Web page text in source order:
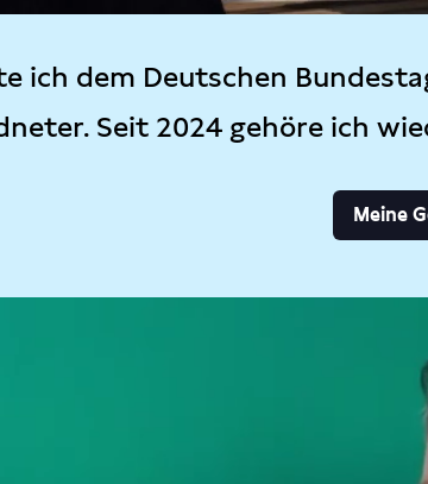
ich dem Deutschen
Seit 2024 gehöre ich
Meine